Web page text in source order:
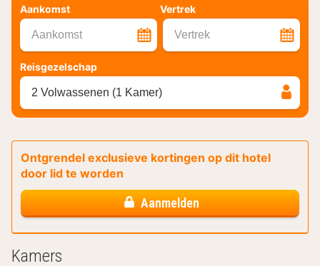
Aankomst Vertrek
Aankomst Vertrek
Reisgezelschap
2 Volwassenen (1 Kamer)
Ontgrendel exclusieve kortingen op dit hotel
door lid te worden
Aanmelden
Kamers